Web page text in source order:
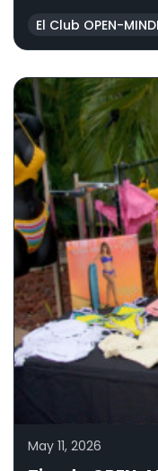
El Club OPEN-
May 11, 2026